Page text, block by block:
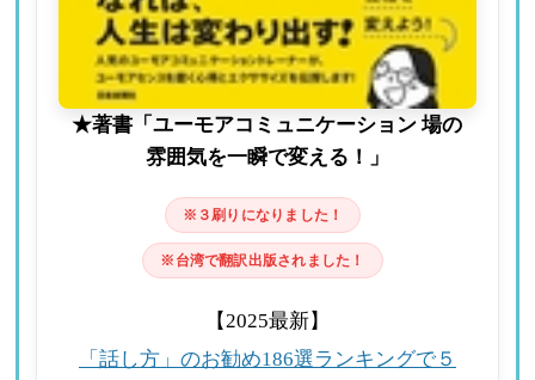
★著書「ユーモアコミュニケーション 場の
雰囲気を一瞬で変える！」
※３刷りになりました！
※台湾で翻訳出版されました！
【2025最新】
「話し方」のお勧め186選ランキングで５